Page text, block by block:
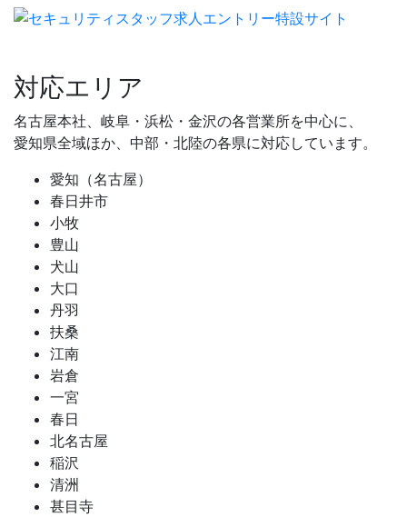
対応エリア
名古屋本社、岐阜・浜松・金沢の各営業所を中心に、
愛知県全域ほか、中部・北陸の各県に対応しています。
愛知（名古屋）
春日井市
小牧
豊山
犬山
大口
丹羽
扶桑
江南
岩倉
一宮
春日
北名古屋
稲沢
清洲
甚目寺